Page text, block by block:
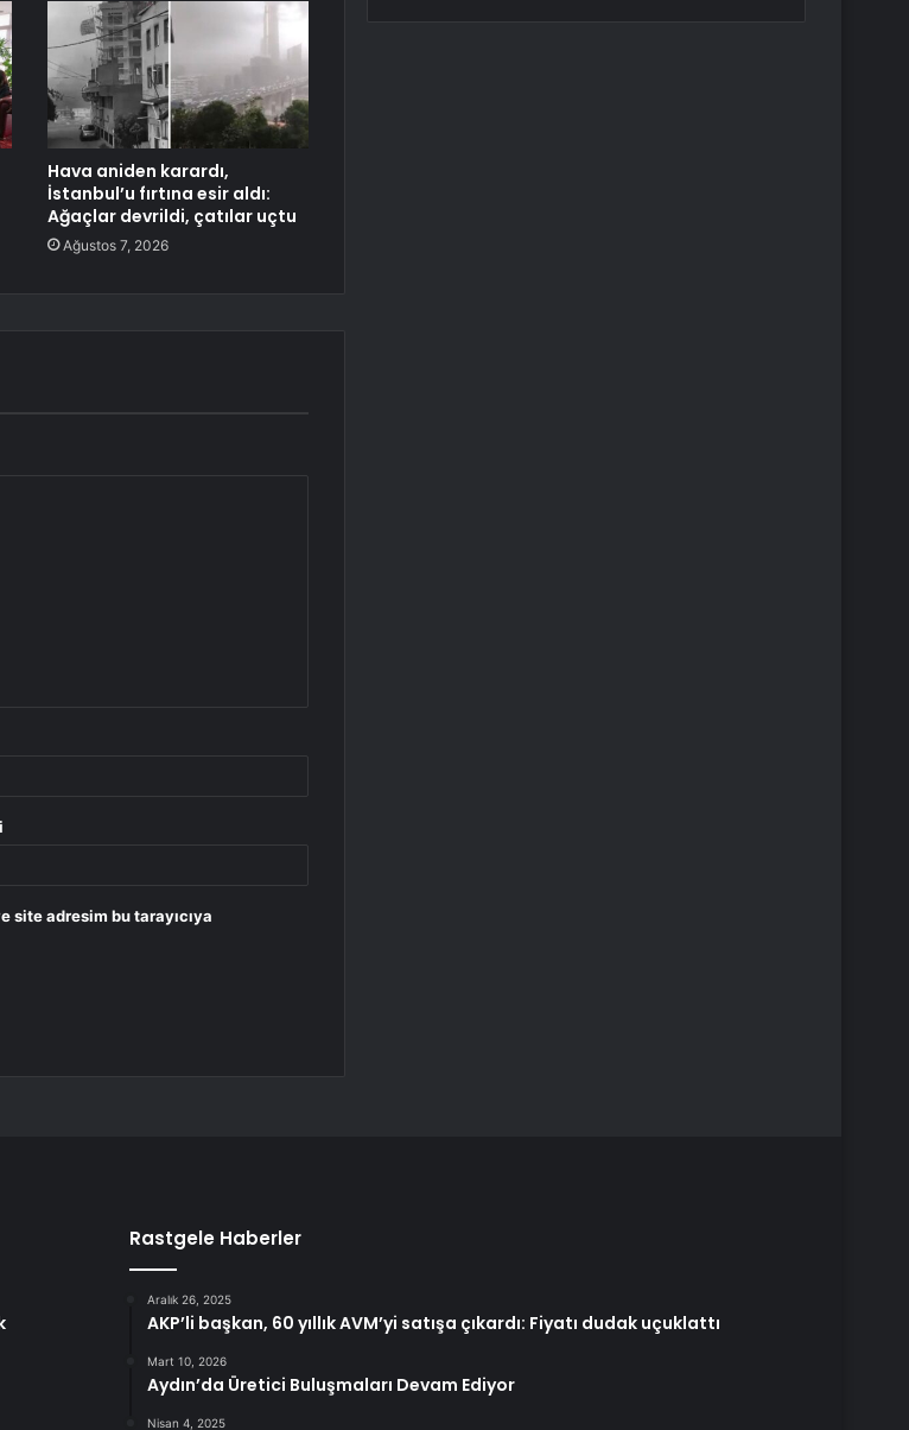
Hava aniden karardı,
İstanbul’u fırtına esir aldı:
Ağaçlar devrildi, çatılar uçtu
Ağustos 7, 2026
site adresim bu tarayıcıya
Rastgele Haberler
Aralık 26, 2025
AKP’li başkan, 60 yıllık AVM’yi satışa çıkardı: Fiyatı dudak uçuklattı
Mart 10, 2026
Aydın’da Üretici Buluşmaları Devam Ediyor
Nisan 4, 2025